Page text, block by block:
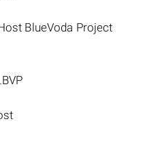
BlueVoda Project
.BVP